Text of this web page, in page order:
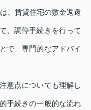
、賃貸住宅の敷金返還
、調停手続きを行って
で、専門的なアドバイ
意点についても理解し
手続きの一般的な流れ